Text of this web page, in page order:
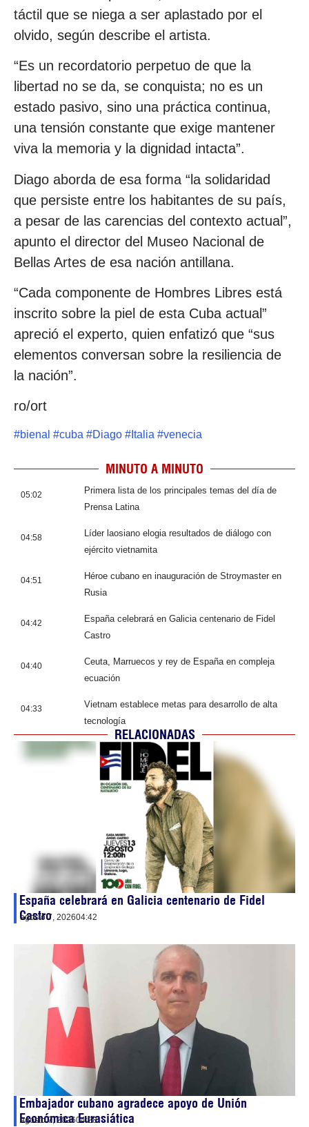
táctil que se niega a ser aplastado por el
olvido, según describe el artista.
“Es un recordatorio perpetuo de que la
libertad no se da, se conquista; no es un
estado pasivo, sino una práctica continua,
una tensión constante que exige mantener
viva la memoria y la dignidad intacta”.
Diago aborda de esa forma “la solidaridad
que persiste entre los habitantes de su país,
a pesar de las carencias del contexto actual”,
apunto el director del Museo Nacional de
Bellas Artes de esa nación antillana.
“Cada componente de Hombres Libres está
inscrito sobre la piel de esta Cuba actual”
apreció el experto, quien enfatizó que “sus
elementos conversan sobre la resiliencia de
la nación”.
ro/ort
#bienal #cuba #Diago # Italia #venecia
MINUTO A MINUTO
05:02
Primera lista de los principales temas del día de
Prensa Latina
04:58
Líder laosiano elogia resultados de diálogo con
ejército vietnamita
04:51
Héroe cubano en inauguración de Stroymaster en
Rusia
04:42
España celebrará en Galicia centenario de Fidel
Castro
04:40
Ceuta, Marruecos y rey de España en compleja
ecuación
04:33
Vietnam establece metas para desarrollo de alta
tecnología
RELACIONADAS
España celebrará en Galicia centenario de Fidel
Castro
agosto 7, 202604:42
Embajador cubano agradece apoyo de Unión
Económica Eurasiática
agosto 7, 202604:28